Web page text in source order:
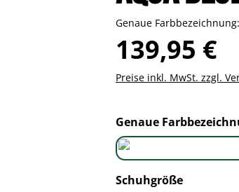
Genaue Farbbezeichnung:
Regulärer Preis:
139,95 €
Preise inkl. MwSt. zzgl.
Genaue
aqua blue
Schuhgrößeauswählen